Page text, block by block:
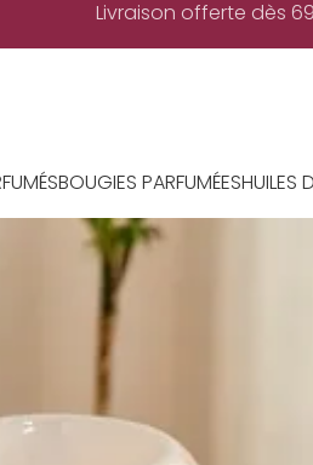
Livraison offerte dès
BOUGIES PARFUMÉESHUILES